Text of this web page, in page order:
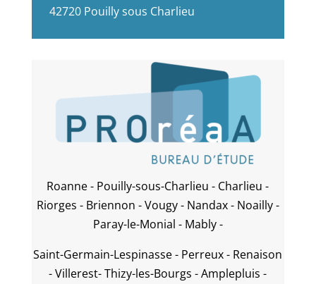
42720 Pouilly sous Charlieu
Roanne - Pouilly-sous-Charlieu - Charlieu -
Riorges - Briennon - Vougy - Nandax - Noailly -
Paray-le-Monial - Mably -
Saint-Germain-Lespinasse - Perreux - Renaison
- Villerest- Thizy-les-Bourgs - Amplepluis -